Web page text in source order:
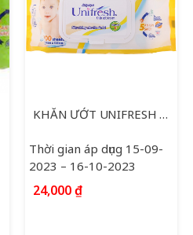
KHĂN ƯỚT UNIFRESH VITAMIN E 80 TỜ
Thời gian áp dụng 15-09-
2023 – 16-10-2023
24,000₫